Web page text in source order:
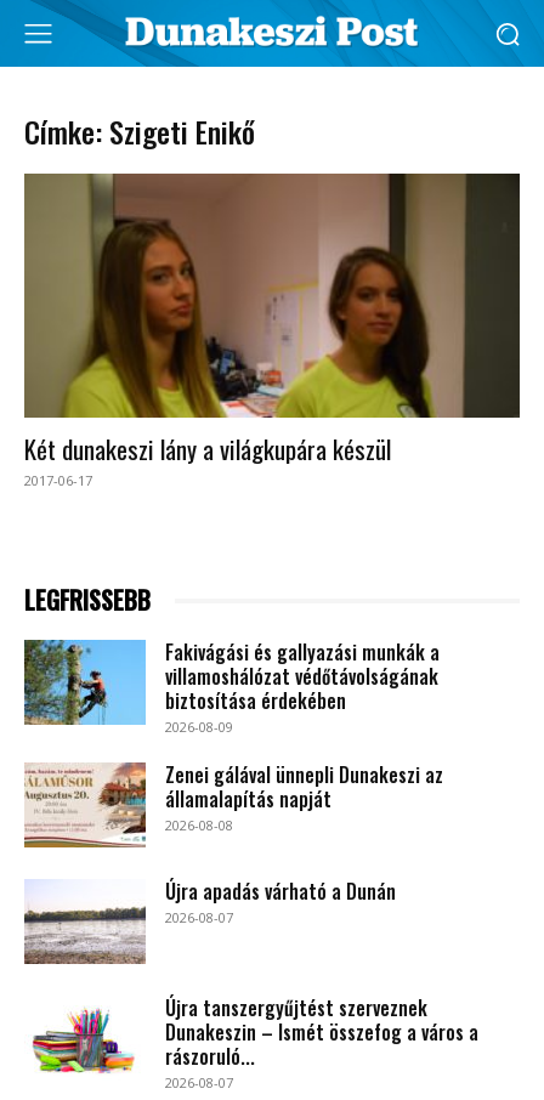
Címke: Szigeti Enikő
Két dunakeszi lány a világkupára készül
2017-06-17
LEGFRISSEBB
Fakivágási és gallyazási munkák a
villamoshálózat védőtávolságának
biztosítása érdekében
2026-08-09
Zenei gálával ünnepli Dunakeszi az
államalapítás napját
2026-08-08
Újra apadás várható a Dunán
2026-08-07
Újra tanszergyűjtést szerveznek
Dunakeszin – Ismét összefog a város a
rászoruló...
2026-08-07